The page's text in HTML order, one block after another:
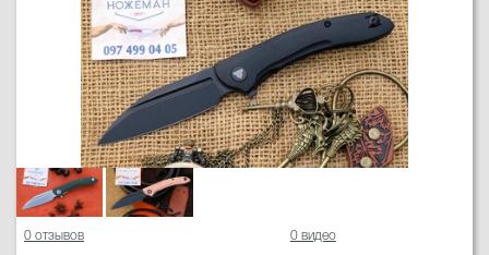
0 отзывов 0 видео